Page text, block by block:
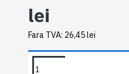
lei
Fara TVA: 26,45 lei